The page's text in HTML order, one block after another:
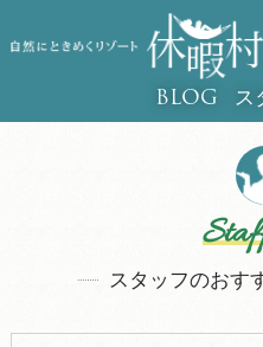
BLOG ス
スタッフのおす